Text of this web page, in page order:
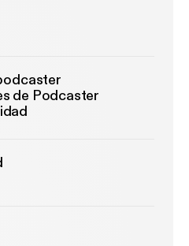
de Podcaster